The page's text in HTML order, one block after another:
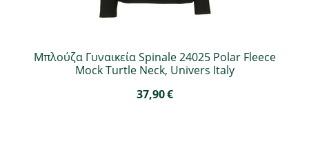
Μπλούζα Γυναικεία Spinale 24025 Polar Fleece
Mock Turtle Neck, Univers Italy
37,90€